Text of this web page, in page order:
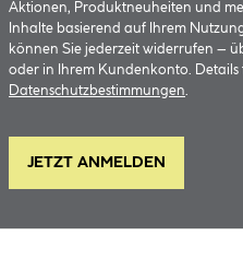
Aktionen, Produktneuheiten und
Inhalte basierend auf Ihrem
können Sie jederzeit widerrufen –
oder in Ihrem Kundenkonto. Details
Datenschutzbestimmungen.
JETZT ANMELDEN